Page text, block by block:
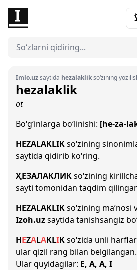
Imlo.uzsaytida hezalaklikso‘zining
hezalaklik
ot
Bo‘g‘inlarga bo‘linishi: [he-za-
HEZALAKLIKso‘zining
saytida qidirib ko‘ring.
ҲЕЗАЛАКЛИКso‘zining
sayti tomonidan taqdim
HEZALAKLIKso‘zining ma’nosi
Izoh.uzsaytida tanishsangiz
HEZALAKLIKso‘zida unli
ular qizil rang bilan belgilangan.
Ular quyidagilar: E, A, A, I